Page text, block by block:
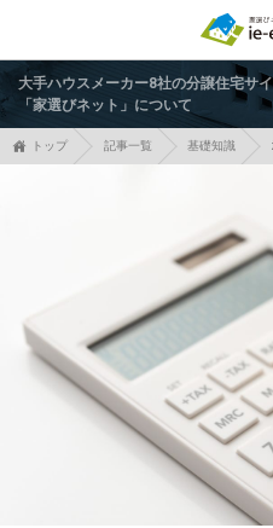
大手ハウスメーカー8社の分譲住宅サ
「家選びネット」について
トップ 記事一覧 基礎知識